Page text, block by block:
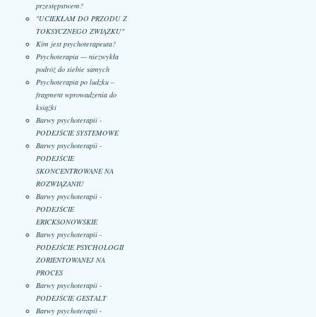
przestępstwem?
"UCIEKŁAM DO PRZODU Z
TOKSYCZNEGO ZWIĄZKU"
Kim jest psychoterapeuta?
Psychoterapia — niezwykła
podróż do siebie samych
Psychoterapia po ludzku –
fragment wprowadzenia do
książki
Barwy psychoterapii -
PODEJŚCIE SYSTEMOWE
Barwy psychoterapii -
PODEJŚCIE
SKONCENTROWANE NA
ROZWIĄZANIU
Barwy psychoterapii -
PODEJŚCIE
ERICKSONOWSKIE
Barwy psychoterapii -
PODEJŚCIE PSYCHOLOGII
ZORIENTOWANEJ NA
PROCES
Barwy psychoterapii -
PODEJŚCIE GESTALT
Barwy psychoterapii -